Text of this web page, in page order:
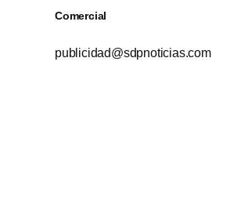
Comercial
publicidad@sdpnoticias.com